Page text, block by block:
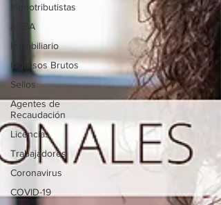
Monotributistas
ARBA
Inmobiliario
Ingresos Brutos
Sellos
Agentes de
Recaudación
Licencias
Trabajadores
Coronavirus
COVID-19